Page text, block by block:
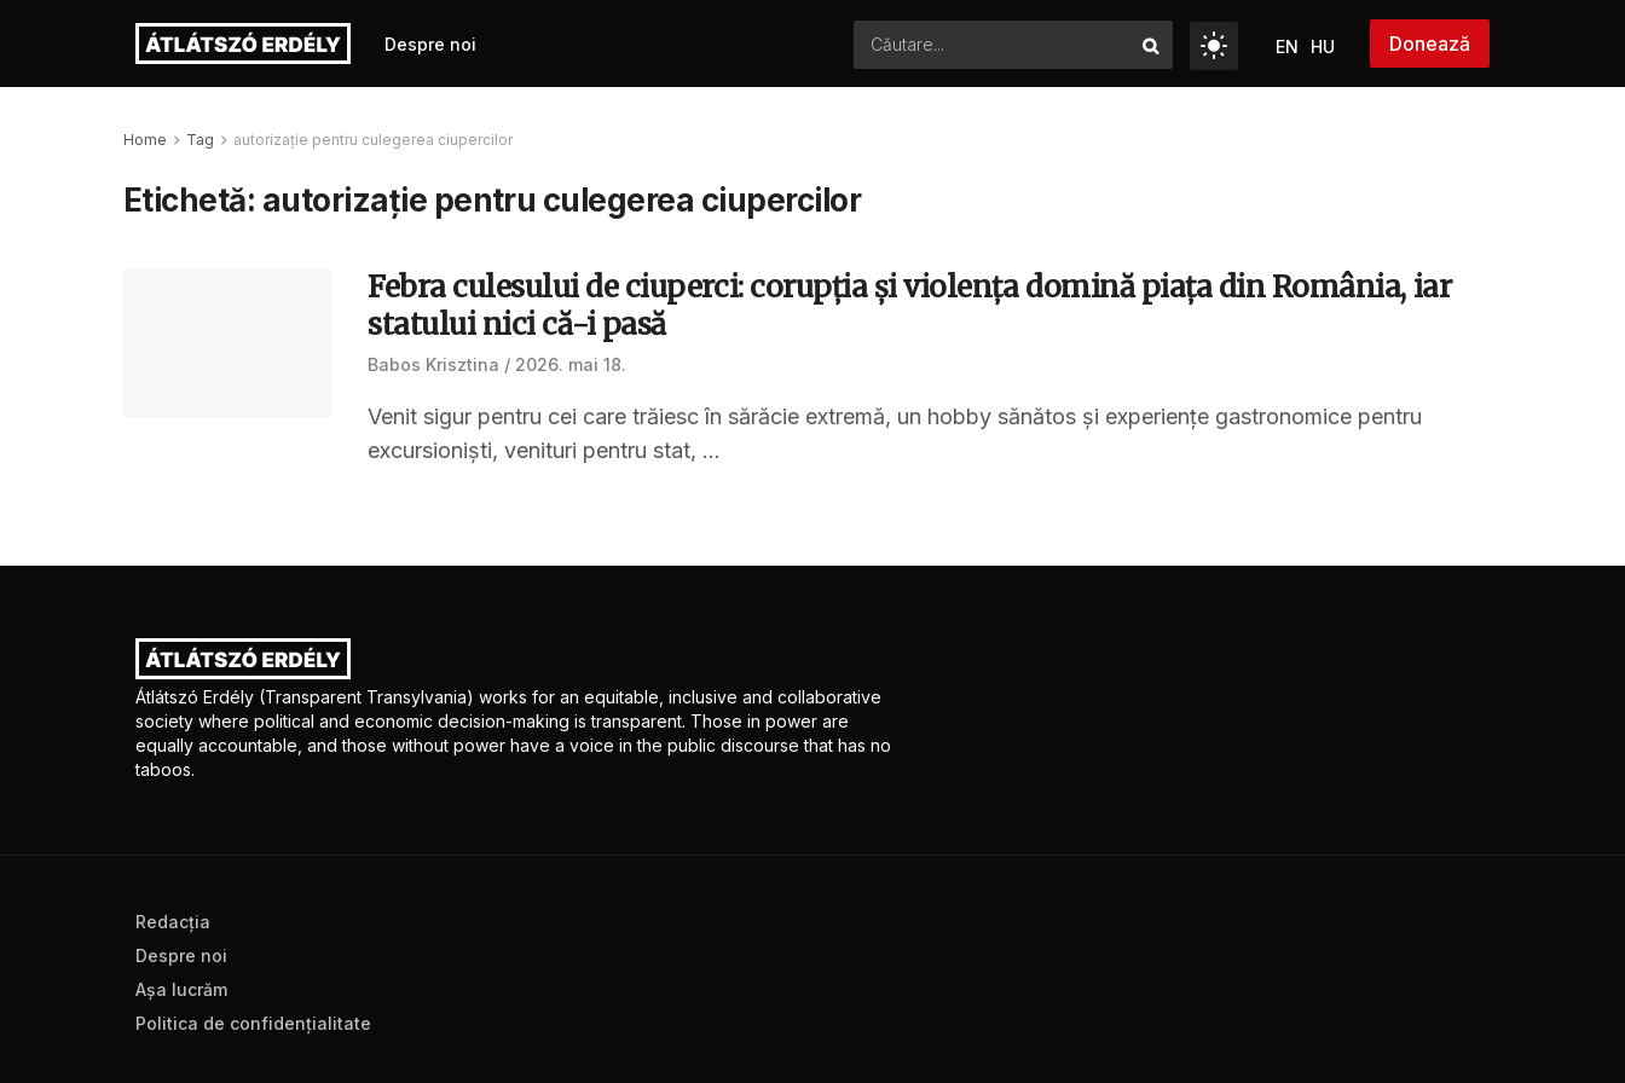
Despre noi EN HU Donează
Home Tag autorizație pentru culegerea ciupercilor
Etichetă: autorizație pentru culegerea ciupercilor
Febra culesului de ciuperci: corupția și violența domină piața din România, iar
statului nici că-i pasă
Babos Krisztina 2026. mai 18.
Venit sigur pentru cei care trăiesc în sărăcie extremă, un hobby sănătos și experiențe gastronomice pentru
excursioniști, venituri pentru stat, ...
Átlátszó Erdély (Transparent Transylvania) works for an equitable, inclusive and collaborative
society where political and economic decision-making is transparent. Those in power are
equally accountable, and those without power have a voice in the public discourse that has no
taboos.
Redacţia
Despre noi
Aşa lucrăm
Politica de confidenţialitate